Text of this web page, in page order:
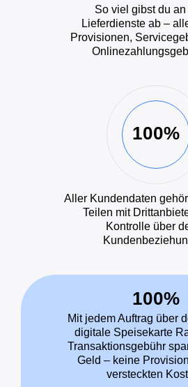
So viel gibst du
Lieferdienste ab –
Provisionen,
100%
Aller Kundendaten
Teilen mit
Kontrolle über
100%
Mit jedem Auftrag über
digitale Speisekarte
Transaktionsgebühr
Geld – keine
versteckten